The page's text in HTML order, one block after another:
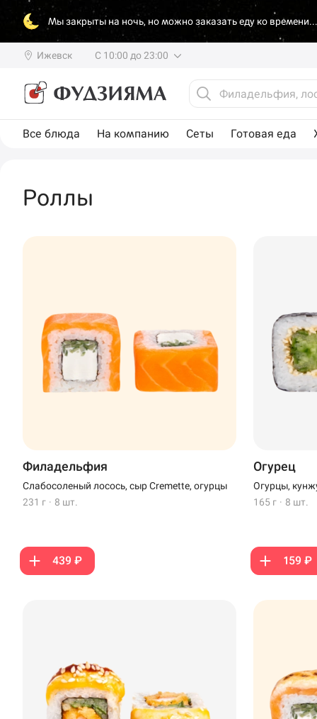
Мы закрыты на ночь, но можно заказать еду ко времени...
Ижевск С 10:00 до 23:00
Все блюда На компанию Сеты Готовая еда
Роллы
Филадельфия
Слабосоленый лосось, сыр Cremette, огурцы
231 г · 8 шт.
439 ₽
Огурец
Огурцы,
165 г · 8 шт.
159 ₽